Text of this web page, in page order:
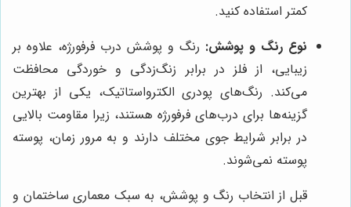
کمتر استفاده کنید.
نوع رنگ و پوشش: رنگ و پوشش درب فرفورژه، علاوه بر
زیبایی، از فلز در برابر زنگ‌زدگی و خوردگی محافظت
می‌کند. رنگ‌های پودری الکترواستاتیک، یکی از بهترین
گزینه‌ها برای درب‌های فرفورژه هستند، زیرا مقاومت بالایی
در برابر شرایط جوی مختلف دارند و به مرور زمان، پوسته
پوسته نمی‌شوند.
قبل از انتخاب رنگ و پوشش، به سبک معماری ساختمان و